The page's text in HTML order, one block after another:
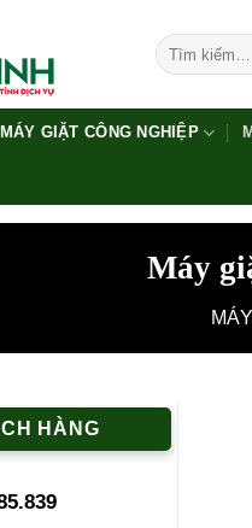
Tìm
kiếm:
MÁY GIẶT CÔNG NGHIỆP
Máy
HÀNG